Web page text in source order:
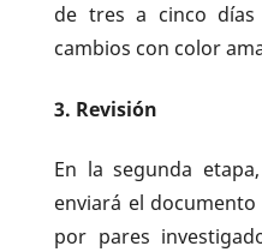
de tres a cinco días
cambios con color
3. Revisión
En la segunda
enviará el
por pares